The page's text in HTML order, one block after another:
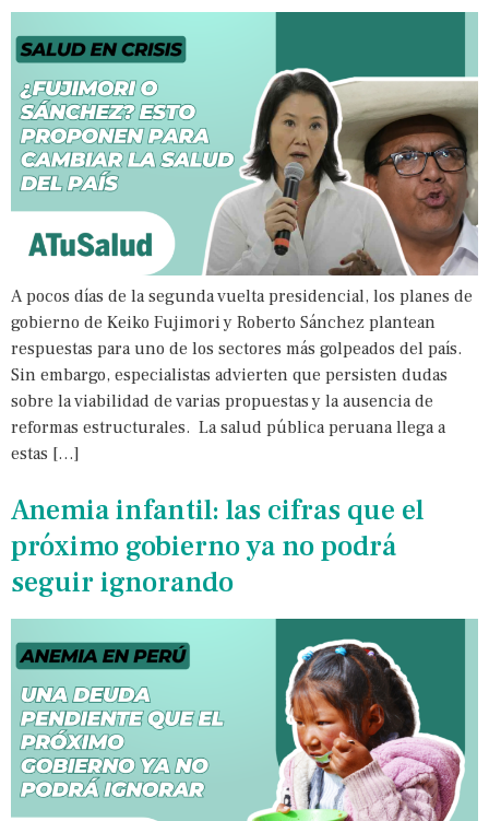
A pocos días de la segunda vuelta presidencial, los planes de
gobierno de Keiko Fujimori y Roberto Sánchez plantean
respuestas para uno de los sectores más golpeados del país.
Sin embargo, especialistas advierten que persisten dudas
sobre la viabilidad de varias propuestas y la ausencia de
reformas estructurales. La salud pública peruana llega a
estas […]
Anemia infantil: las cifras que el
próximo gobierno ya no podrá
seguir ignorando